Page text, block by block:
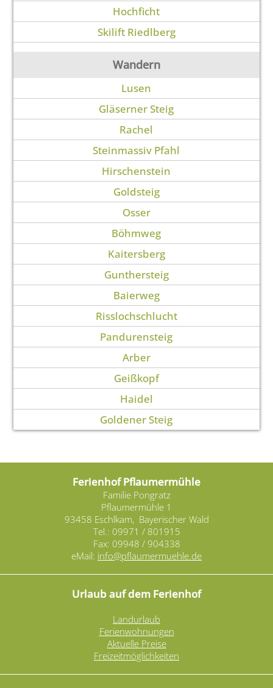
Hochficht
Skilift Riedlberg
Wandern
Lusen
Gläserner Steig
Rachel
Steinmassiv Pfahl
Hirschenstein
Goldsteig
Osser
Böhmweg
Kaitersberg
Gunthersteig
Baierweg
Risslochschlucht
Pandurensteig
Arber
Geißkopf
Haidel
Goldener Steig
Ferienhof Pflaumermühle
Familie Pongratz
Pflaumermühle 1
93458 Eschlkam, Bayerischer Wald
Tel.: 09971 / 801915
Fax: 09948 / 904338
eMail: info@pflaumermuehle.de
Urlaub auf dem Ferienhof
Landurlaub
Ferienwohnungen
Aktuelle Preise
Freizeitmöglichkeiten